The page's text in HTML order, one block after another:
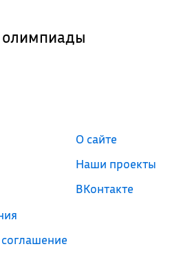
О сайте
Наши проекты
ВКонтакте